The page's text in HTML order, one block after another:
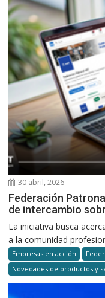
30 abril, 2026
Federación
de intercambio
La iniciativa busca
a la comunidad
Empresas en acción
Novedades de productos y